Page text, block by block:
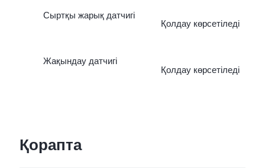
Сыртқы жарық датчигі
Қолдау көрсетіледі
Жақындау датчигі
Қолдау көрсетіледі
Қорапта